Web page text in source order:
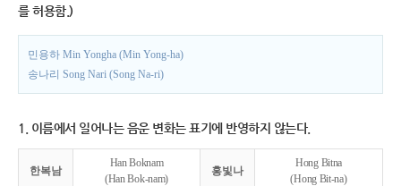
를 허용함.)
민용하 Min Yongha (Min Yong-ha)
송나리 Song Nari (Song Na-ri)
1. 이름에서 일어나는 음운 변화는 표기에 반영하지 않는다.
한복남
Han Boknam
(Han Bok-nam)
홍빛나
Hong Bitna
(Hong Bit-na)